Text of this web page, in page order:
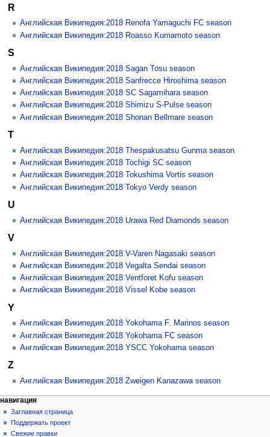
R
Английская Википедия:2018 Renofa Yamaguchi FC season
Английская Википедия:2018 Roasso Kumamoto season
S
Английская Википедия:2018 Sagan Tosu season
Английская Википедия:2018 Sanfrecce Hiroshima season
Английская Википедия:2018 SC Sagamihara season
Английская Википедия:2018 Shimizu S-Pulse season
Английская Википедия:2018 Shonan Bellmare season
T
Английская Википедия:2018 Thespakusatsu Gunma season
Английская Википедия:2018 Tochigi SC season
Английская Википедия:2018 Tokushima Vortis season
Английская Википедия:2018 Tokyo Verdy season
U
Английская Википедия:2018 Urawa Red Diamonds season
V
Английская Википедия:2018 V-Varen Nagasaki season
Английская Википедия:2018 Vegalta Sendai season
Английская Википедия:2018 Ventforet Kofu season
Английская Википедия:2018 Vissel Kobe season
Y
Английская Википедия:2018 Yokohama F. Marinos season
Английская Википедия:2018 Yokohama FC season
Английская Википедия:2018 YSCC Yokohama season
Z
Английская Википедия:2018 Zweigen Kanazawa season
навигация
Заглавная страница
Поддержать проект
Свежие правки